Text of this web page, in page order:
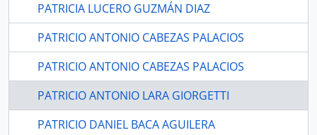
PATRICIA LUCERO GUZMÁN DIAZ
PATRICIO ANTONIO CABEZAS PALACIOS
PATRICIO ANTONIO CABEZAS PALACIOS
PATRICIO ANTONIO LARA GIORGETTI
PATRICIO DANIEL BACA AGUILERA